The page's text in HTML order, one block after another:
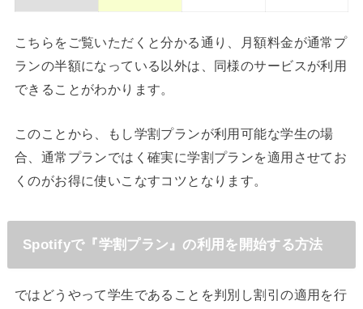
こちらをご覧いただくと分かる通り、月額料金が通常プ
ランの半額になっている以外は、同様のサービスが利用
できることがわかります。
このことから、もし学割プランが利用可能な学生の場
合、通常プランではく確実に学割プランを適用させてお
くのがお得に使いこなすコツとなります。
Spotifyで『学割プラン』の利用を開始する方法
ではどうやって学生であることを判別し割引の適用を行